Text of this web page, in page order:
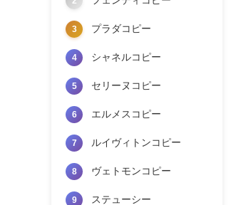
3 プラダコピー
4 シャネルコピー
5 セリーヌコピー
6 エルメスコピー
7 ルイヴィトンコピー
8 ヴェトモンコピー
9 ステューシー